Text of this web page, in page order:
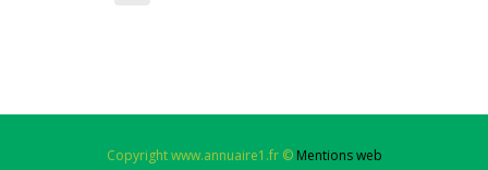
Copyright www.annuaire1.fr © Mentions web